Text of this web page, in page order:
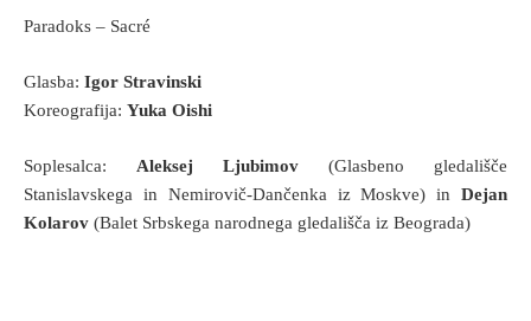
Paradoks – Sacré
Glasba: Igor Stravinski
Koreografija: Yuka Oishi
Soplesalca: Aleksej Ljubimov (Glasbeno gledališče
Stanislavskega in Nemirovič-Dančenka iz Moskve) in Dejan
Kolarov (Balet Srbskega narodnega gledališča iz Beograda)